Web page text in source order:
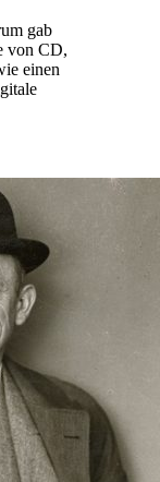
gab
von CD,
einen